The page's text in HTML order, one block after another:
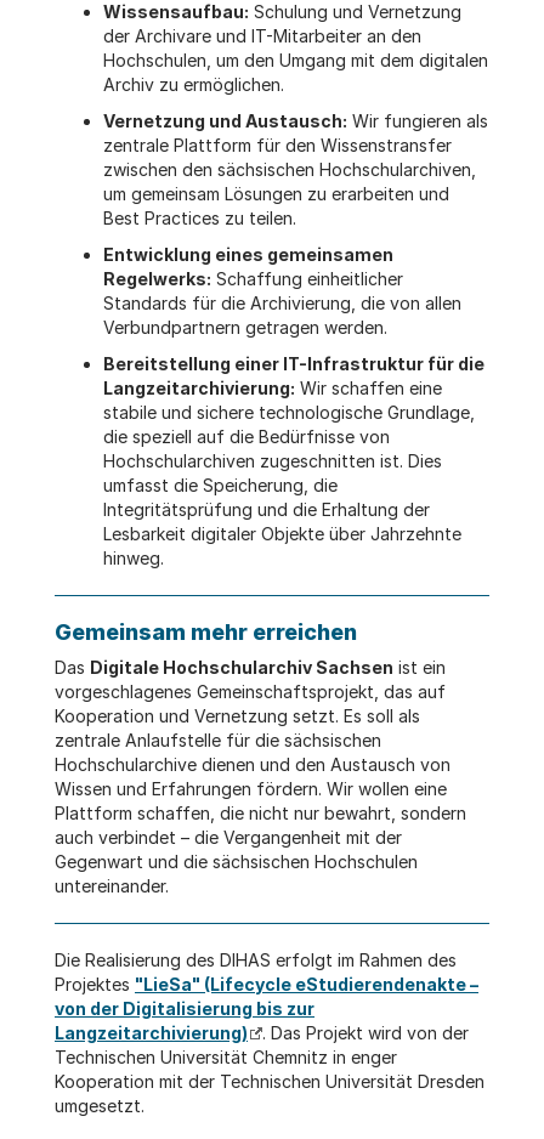
Wissensaufbau: Schulung und Vernetzung
der Archivare und IT-Mitarbeiter an den
Hochschulen, um den Umgang mit dem digitalen
Archiv zu ermöglichen.
Vernetzung und Austausch: Wir fungieren als
zentrale Plattform für den Wissenstransfer
zwischen den sächsischen Hochschularchiven,
um gemeinsam Lösungen zu erarbeiten und
Best Practices zu teilen.
Entwicklung eines gemeinsamen
Regelwerks: Schaffung einheitlicher
Standards für die Archivierung, die von allen
Verbundpartnern getragen werden.
Bereitstellung einer IT-Infrastruktur für die
Langzeitarchivierung: Wir schaffen eine
stabile und sichere technologische Grundlage,
die speziell auf die Bedürfnisse von
Hochschularchiven zugeschnitten ist. Dies
umfasst die Speicherung, die
Integritätsprüfung und die Erhaltung der
Lesbarkeit digitaler Objekte über Jahrzehnte
hinweg.
Gemeinsam mehr erreichen
Das Digitale Hochschularchiv Sachsen ist ein
vorgeschlagenes Gemeinschaftsprojekt, das auf
Kooperation und Vernetzung setzt. Es soll als
zentrale Anlaufstelle für die sächsischen
Hochschularchive dienen und den Austausch von
Wissen und Erfahrungen fördern. Wir wollen eine
Plattform schaffen, die nicht nur bewahrt, sondern
auch verbindet – die Vergangenheit mit der
Gegenwart und die sächsischen Hochschulen
untereinander.
Die Realisierung des DIHAS erfolgt im Rahmen des
Projektes "LieSa" (Lifecycle eStudierendenakte –
von der Digitalisierung bis zur
Langzeitarchivierung)
. Das Projekt wird von der
Technischen Universität Chemnitz in enger
Kooperation mit der Technischen Universität Dresden
umgesetzt.